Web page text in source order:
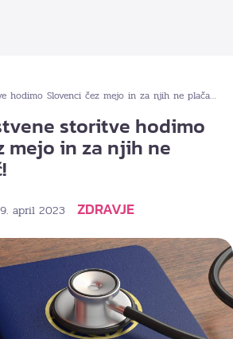
Po te zdravstvene storitve hodimo Slovenci čez mejo in za njih ne plačamo nič!
storitve hodimo
mejo in za njih ne
april 2023 ZDRAVJE